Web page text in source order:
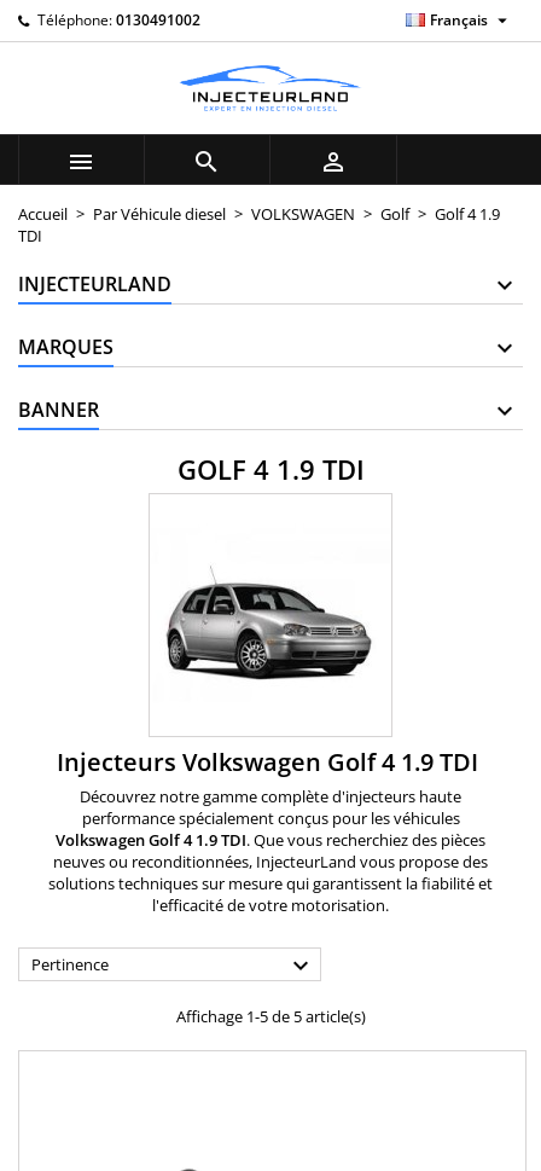
Téléphone:0130491002 Français 
  
Accueil Par Véhicule diesel VOLKSWAGEN Golf
Golf 4 1.9
TDI
INJECTEURLAND
MARQUES
BANNER
GOLF 4 1.9 TDI
Injecteurs Volkswagen Golf 4 1.9 TDI
Découvrez notre gamme complète d'injecteurs haute
performance spécialement conçus pour les véhicules
Volkswagen Golf4 1.9 TDI. Que vous recherchiez des pièces
neuves ou reconditionnées, InjecteurLand vous propose des
solutions techniques sur mesure qui garantissent la fiabilité et
l'efficacité de votre motorisation.
Pertinence 
Affichage 1-5 de 5 article(s)
My wishlists ×
add_circle_outline
((modalTitle)) ×
((confirmMessage))
((cancelText)) ((modalDeleteText))
((title)) ×
Connexion ×
Vous devez être connecté pour ajouter des produits à
votre liste d'envies.
((cancelText)) ((loginText))